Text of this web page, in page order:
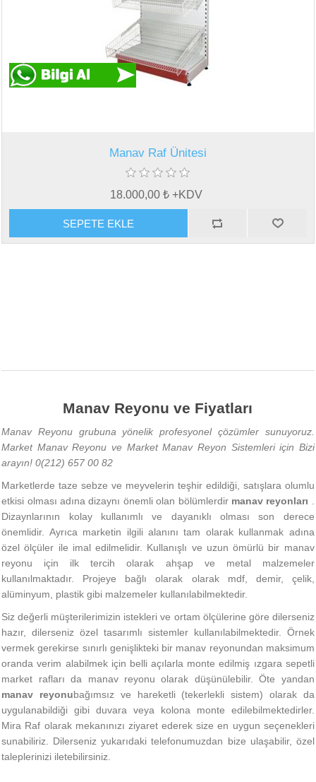
Manav Raf Ünitesi
18.000,00 ₺ +KDV
Manav Reyonu ve Fiyatları
Manav Reyonu grubuna yönelik profesyonel çözümler sunuyoruz.
Market Manav Reyonu ve Market Manav Reyon Sistemleri için Bizi
arayın! 0(212) 657 00 82
Marketlerde taze sebze ve meyvelerin teşhir edildiği, satışlara olumlu
etkisi olması adına dizaynı önemli olan bölümlerdir manav reyonları
Dizaynlarının kolay kullanımlı ve dayanıklı olması son derece
önemlidir. Ayrıca marketin ilgili alanını tam olarak kullanmak adına
özel ölçüler ile imal edilmelidir. Kullanışlı ve uzun ömürlü bir manav
reyonu için ilk tercih olarak ahşap ve metal malzemeler
kullanılmaktadır. Projeye bağlı olarak olarak mdf, demir, çelik,
alüminyum, plastik gibi malzemeler kullanılabilmektedir.
Siz değerli müşterilerimizin istekleri ve ortam ölçülerine göre dilerseniz
hazır, dilerseniz özel tasarımlı sistemler kullanılabilmektedir. Örnek
vermek gerekirse sınırlı genişlikteki bir manav reyonundan maksimum
oranda verim alabilmek için belli açılarla monte edilmiş ızgara sepetli
market rafları da manav reyonu olarak düşünülebilir. Öte yandan
manav reyonubağımsız ve hareketli (tekerlekli sistem) olarak da
uygulanabildiği gibi duvara veya kolona monte edilebilmektedirler.
Mira Raf olarak mekanınızı ziyaret ederek size en uygun seçenekleri
sunabiliriz. Dilerseniz yukarıdaki telefonumuzdan bize ulaşabilir, özel
taleplerinizi iletebilirsiniz.